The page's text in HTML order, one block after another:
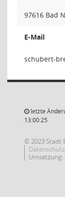
97616 Bad
E-Mail
letzte
13:00:25
© 2023 Stadt
Umsetzung: